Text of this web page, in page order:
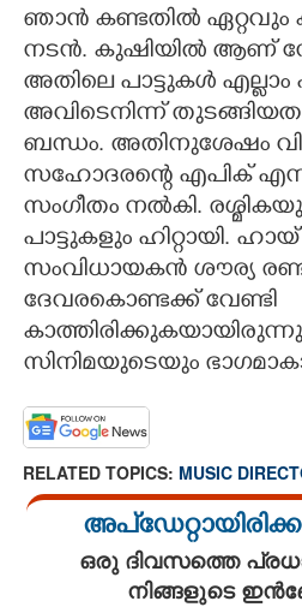
ഞാൻ കണ്ടതിൽ ഏറ്റവും
നടൻ. കുഷിയിൽ ആണ്
അതിലെ പാട്ടുകൾ എല്ലാം
അവിടെനിന്ന്
ബന്ധം. അതിനുശേഷം
സഹോദരന്റെ എപിക്
സംഗീതം നൽകി.
പാട്ടുകളും ഹിറ്റായി.
സംവിധായകൻ ശൗര്യ
ദേവരകൊണ്ടക്ക് വേണ്ടി
സിനിമയുടെയും
RELATED TOPICS: MUSIC
ഒരു ദിവസത്തെ
നിങ്ങളുടെ